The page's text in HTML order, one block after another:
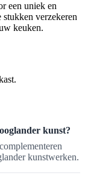
een uniek en
stukken verzekeren
keuken.
kunst?
kunstwerken.